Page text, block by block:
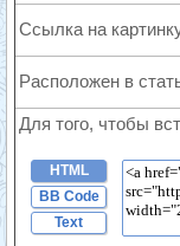
Ссылка на
Расположен в
Для того, чтобы
HTML
BB Code
Text